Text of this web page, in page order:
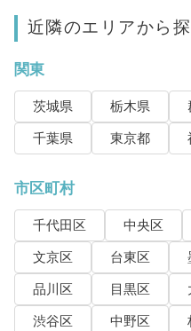
近隣のエリアから
関東
茨城県 栃木県
千葉県
東京都
市区町村
千代田区 中央区
文京区
台東区
品川区
目黒区
渋谷区
中野区